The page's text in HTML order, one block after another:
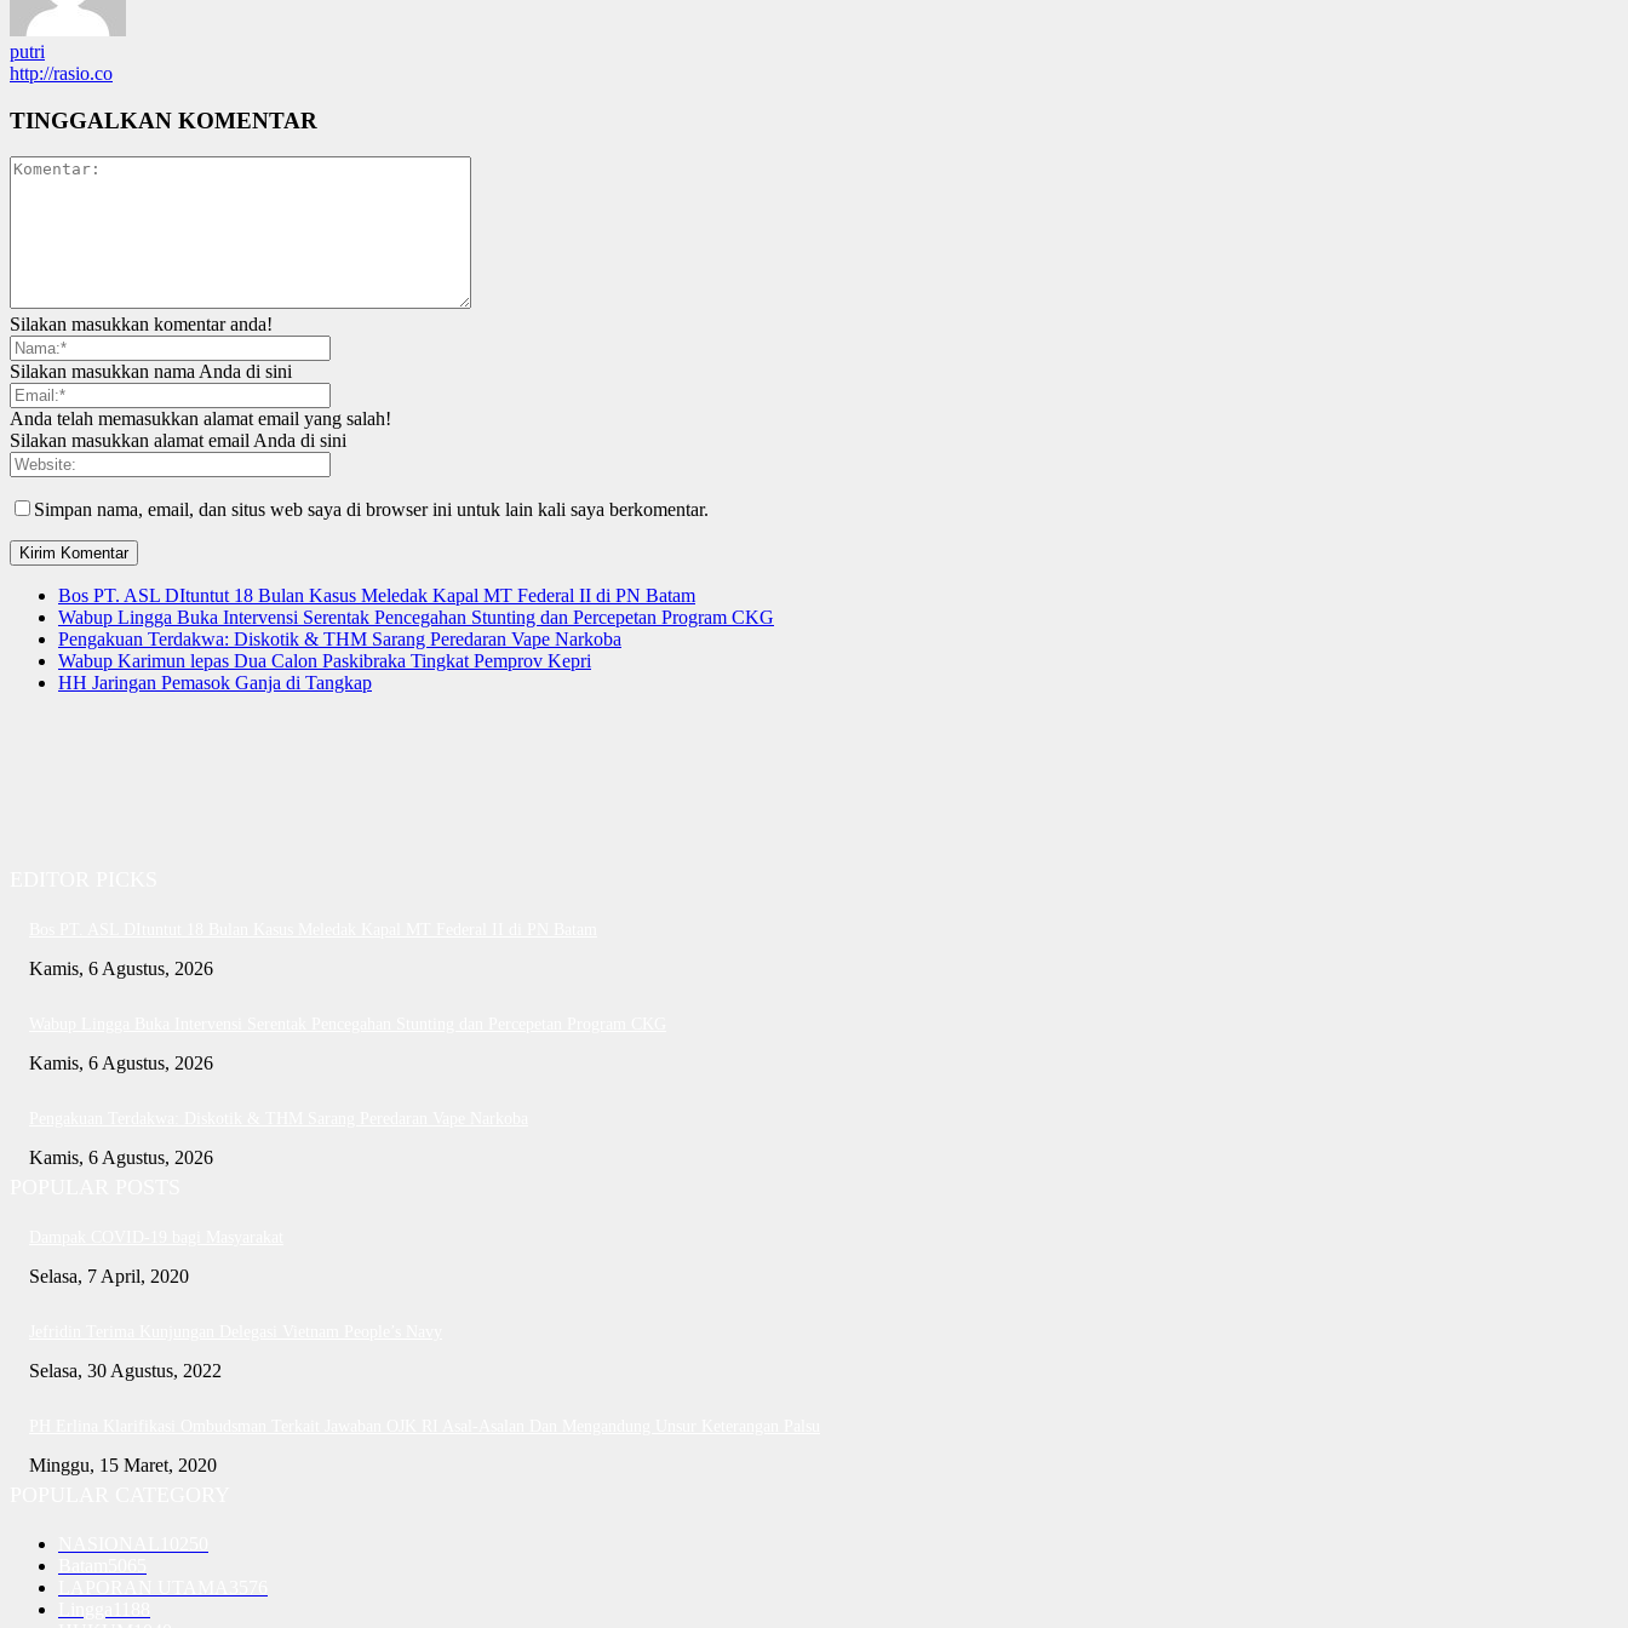
putri
http://rasio.co
TINGGALKAN KOMENTAR
Silakan masukkan komentar anda!
Silakan masukkan nama Anda di sini
Anda telah memasukkan alamat email yang salah!
Silakan masukkan alamat email Anda di sini
Simpan nama, email, dan situs web saya di browser ini untuk lain kali saya berkomentar.
Bos PT. ASL DItuntut 18 Bulan Kasus Meledak Kapal MT Federal II di PN Batam
Wabup Lingga Buka Intervensi Serentak Pencegahan Stunting dan Percepetan Program CKG
Pengakuan Terdakwa: Diskotik & THM Sarang Peredaran Vape Narkoba
Wabup Karimun lepas Dua Calon Paskibraka Tingkat Pemprov Kepri
HH Jaringan Pemasok Ganja di Tangkap
Kamis, 6 Agustus, 2026
Kamis, 6 Agustus, 2026
Kamis, 6 Agustus, 2026
Selasa, 7 April, 2020
Selasa, 30 Agustus, 2022
Minggu, 15 Maret, 2020